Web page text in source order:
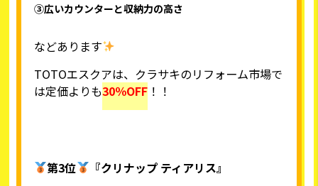
③広いカウンターと収納力の高さ
などあります
TOTOエスクアは、クラサキのリフォーム市場で
は定価よりも30％OFF ！！
第3位 『クリナップ ティアリス』